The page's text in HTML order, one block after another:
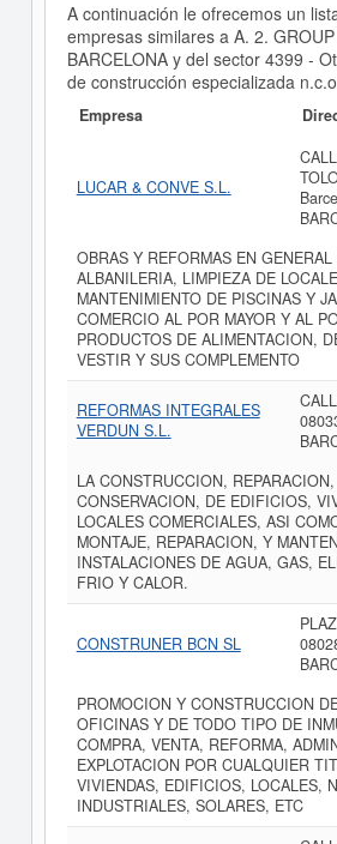
A continuación le ofrecemos un
empresas similares a A. 2. GROUP
BARCELONA y del sector 4399 -
de construcción especializada
Empresa
LUCAR & CONVE S.L.
OBRAS Y REFORMAS EN GENERAL
ALBANILERIA, LIMPIEZA DE
MANTENIMIENTO DE PISCINAS Y
COMERCIO AL POR MAYOR Y AL
PRODUCTOS DE ALIMENTACION,
VESTIR Y SUS COMPLEMENTO
REFORMAS INTEGRALES
VERDUN S.L.
LA CONSTRUCCION, REPARACION,
CONSERVACION, DE EDIFICIOS,
LOCALES COMERCIALES, ASI
MONTAJE, REPARACION, Y
INSTALACIONES DE AGUA, GAS,
FRIO Y CALOR.
CONSTRUNER BCN SL
PROMOCION Y CONSTRUCCION
OFICINAS Y DE TODO TIPO DE
COMPRA, VENTA, REFORMA,
EXPLOTACION POR CUALQUIER
VIVIENDAS, EDIFICIOS, LOCALES,
INDUSTRIALES, SOLARES, ETC